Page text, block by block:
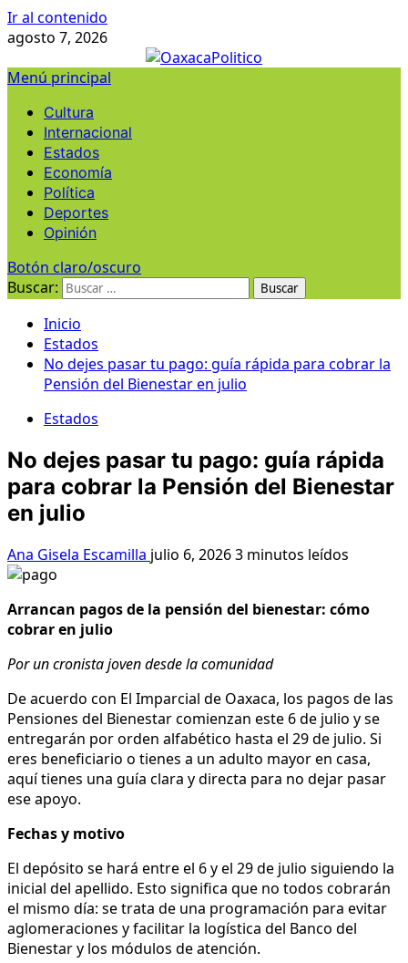
Ir al contenido
agosto 7, 2026
Menú principal
Cultura
Internacional
Estados
Economía
Política
Deportes
Opinión
Botón claro/oscuro
Buscar:
Inicio
Estados
No dejes pasar tu pago: guía rápida para cobrar la
Pensión del Bienestar en julio
Estados
No dejes pasar tu pago: guía rápida
para cobrar la Pensión del Bienestar
en julio
Ana Gisela Escamilla julio 6, 20263 minutos leídos
Arrancan pagos de la pensión del bienestar: cómo
cobrar en julio
Por un cronista joven desde la comunidad
De acuerdo con El Imparcial de Oaxaca, los pagos de las
Pensiones del Bienestar comienzan este 6 de julio y se
entregarán por orden alfabético hasta el 29 de julio. Si
eres beneficiario o tienes a un adulto mayor en casa,
aquí tienes una guía clara y directa para no dejar pasar
ese apoyo.
Fechas y motivo
El depósito se hará entre el 6 y el 29 de julio siguiendo la
inicial del apellido. Esto significa que no todos cobrarán
el mismo día: se trata de una programación para evitar
aglomeraciones y facilitar la logística del Banco del
Bienestar y los módulos de atención.